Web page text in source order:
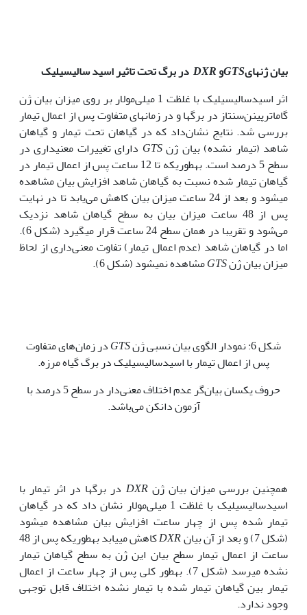
بیان ژ‌ن‏های‌GTSوDXR در برگ تحت تاثیراسید سالیسیلیک
اثر اسیدسالیسیلیک با غلظت 1 میلی‌مولار بر روی میزان بیان ژن
گاماترپینن‌سنتاز در برگ‏ها و در زمان‏های متفاوت پس از اعمال تیمار
بررسی شد. نتایج نشان‌داد که در گیاهان تحت تیمار و گیاهان
شاهد (تیمار نشده) بیان ژنGTS دارای تغییرات معنی‏داری در
سطح 5 درصد است. به‏طوری‏که تا 12 ساعت پس از اعمال تیمار در
گیاهان تیمار شده نسبت به گیاهان شاهد افزایش بیان مشاهده
می‏شود و بعد از 24 ساعت میزان بیان کاهش می‌یابد تا در نهایت
پس از 48 ساعت میزان بیان به سطح گیاهان شاهد نزدیک
می‌شود و تقریبا در همان سطح 24 ساعت قرار می‏گیرد (شکل 6).
اما در گیاهان شاهد (عدم اعمال تیمار) تفاوت معنی‌داری از لحاظ
میزان بیان ژنGTSمشاهده نمی­شود (شکل 6).
شکل 6: نمودار الگوی بیان نسبی ژن GTSدر زمان‌های متفاوت
پس از اعمال تیمار با اسیدسالیسیلیک در برگ گیاه مرزه.
حروف یکسان بیان‌گر عدم اختلاف معنی‌دار در سطح 5 درصد با
آزمون دانکن می‌باشد.
همچنین بررسی میزان بیان ژنDXR در برگ‏ها در اثر تیمار با
اسیدسالیسیلیک با غلظت 1 میلی‌مولار نشان داد که در گیاهان
تیمار شده پس از چهار ساعت افزایش بیان مشاهده می‏شود
(شکل 7) و بعد از آن بیان
DXR
کاهش می‏یابد به‏طوری‏که پس از 48
ساعت از اعمال تیمار سطح بیان این ژن به سطح گیاهان تیمار
نشده می‏رسد (شکل 7). به‏طور کلی پس از چهار ساعت از اعمال
تیمار بین گیاهان تیمار شده با تیمار نشده اختلاف قابل توجهی
وجود ندارد.